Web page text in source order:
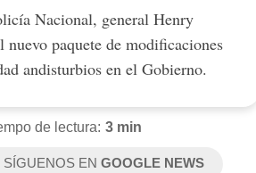
Nacional, general Henry
nuevo paquete de modificaciones
andisturbios en el Gobierno.
de lectura: 3 min
SÍGUENOS ENGOOGLE NEWS